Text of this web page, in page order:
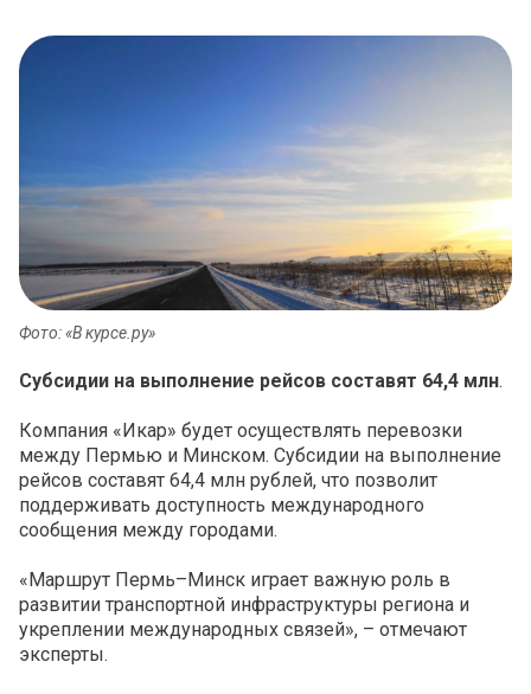
Фото: «В курсе.ру»
Субсидии на выполнение рейсов составят 64,4 млн.
Компания «Икар» будет осуществлять перевозки
между Пермью и Минском. Субсидии на выполнение
рейсов составят 64,4 млн рублей, что позволит
поддерживать доступность международного
сообщения между городами.
«Маршрут Пермь–Минск играет важную роль в
развитии транспортной инфраструктуры региона и
укреплении международных связей», – отмечают
эксперты.